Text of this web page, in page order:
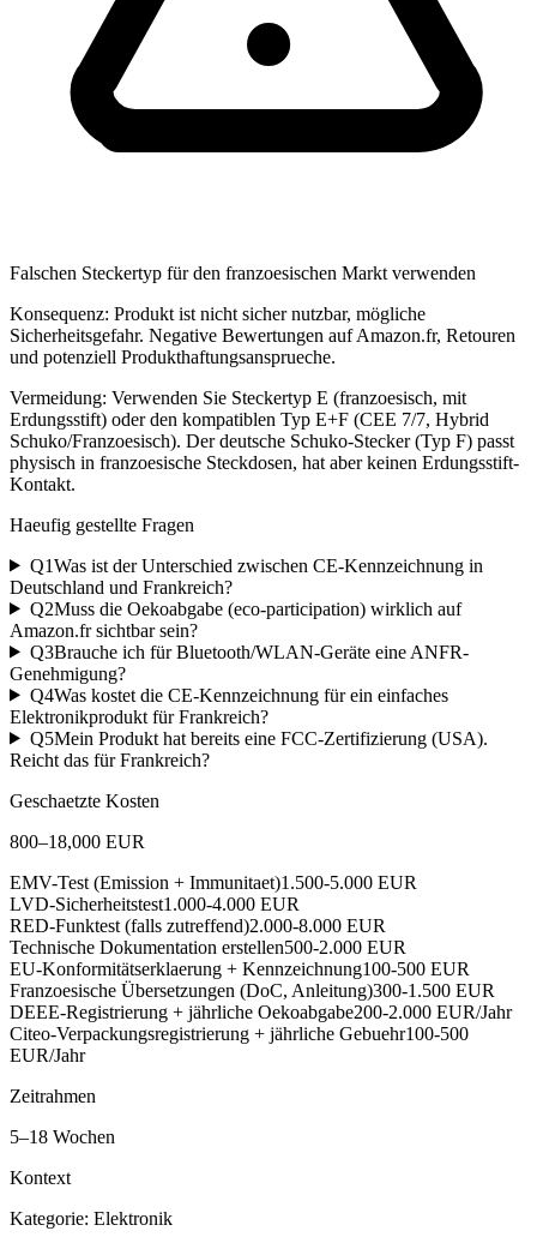
Falschen Steckertyp für den franzoesischen Markt verwenden
Konsequenz: Produkt ist nicht sicher nutzbar, mögliche
Sicherheitsgefahr. Negative Bewertungen auf Amazon.fr, Retouren
und potenziell Produkthaftungsansprueche.
Vermeidung: Verwenden Sie Steckertyp E (franzoesisch, mit
Erdungsstift) oder den kompatiblen Typ E+F (CEE 7/7, Hybrid
Schuko/Franzoesisch). Der deutsche Schuko-Stecker (Typ F) passt
physisch in franzoesische Steckdosen, hat aber keinen Erdungsstift-
Kontakt.
Haeufig gestellte Fragen
Q1Was ist der Unterschied zwischen CE-Kennzeichnung in
Deutschland und Frankreich?
Q2Muss die Oekoabgabe (eco-participation) wirklich auf
Amazon.fr sichtbar sein?
Q3Brauche ich für Bluetooth/WLAN-Geräte eine ANFR-
Genehmigung?
Q4Was kostet die CE-Kennzeichnung für ein einfaches
Elektronikprodukt für Frankreich?
Q5Mein Produkt hat bereits eine FCC-Zertifizierung (USA).
Reicht das für Frankreich?
Geschaetzte Kosten
800–18,000 EUR
EMV-Test (Emission + Immunitaet)1.500-5.000 EUR
LVD-Sicherheitstest1.000-4.000 EUR
RED-Funktest (falls zutreffend)2.000-8.000 EUR
Technische Dokumentation erstellen500-2.000 EUR
EU-Konformitätserklaerung + Kennzeichnung100-500 EUR
Franzoesische Übersetzungen (DoC, Anleitung)300-1.500 EUR
DEEE-Registrierung + jährliche Oekoabgabe200-2.000 EUR/Jahr
Citeo-Verpackungsregistrierung + jährliche Gebuehr100-500
EUR/Jahr
Zeitrahmen
5–18 Wochen
Kontext
Kategorie: Elektronik